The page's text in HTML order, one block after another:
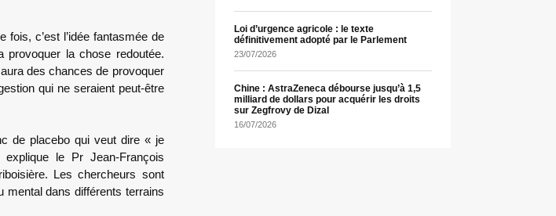
c’est l’idée fantasmée de
la chose redoutée.
des chances de provoquer
qui ne seraient peut-être
de placebo qui veut dire « je
le Pr Jean-François
Les chercheurs sont
mental dans différents terrains
Loi d’urgence agricole : le texte
définitivement adopté par le Parlement
23/07/2026
Chine : AstraZeneca débourse jusqu’à 1,5
milliard de dollars pour acquérir les droits
sur Zegfrovy de Dizal
16/07/2026